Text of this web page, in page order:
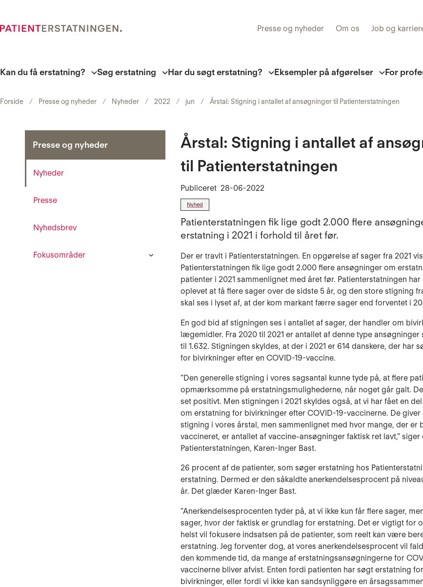
Presse og nyheder Om os Job og
Kan du få erstatning? Søg erstatning Har du søgt erstatning? Eksempler på afgørelser For
Forside Presse og nyheder Nyheder 2022 jun Årstal: Stigning i antallet af ansøgninger til Patienterstatningen
Presse og nyheder
Nyheder
Presse
Nyhedsbrev
Fokusområder
Årstal: Stigning i antallet af
til Patienterstatningen
Publiceret 28-06-2022
Nyhed
Patienterstatningen fik lige godt 2.000 flere
erstatning i 2021 i forhold til året før.
Der er travlt i Patienterstatningen. En opgørelse af sager fra 2021
Patienterstatningen fik lige godt 2.000 flere ansøgninger om
patienter i 2021 sammenlignet med året før. Patienterstatningen
oplevet at få flere sager over de sidste 5 år, og den store stigning
skal ses i lyset af, at der kom markant færre sager end forventet i
En god bid af stigningen ses i antallet af sager, der handler om
lægemidler. Fra 2020 til 2021 er antallet af denne type ansøgninger
til 1.632. Stigningen skyldes, at der i 2021 er 614 danskere, der har
for bivirkninger efter en COVID-19-vaccine.
”Den generelle stigning i vores sagsantal kunne tyde på, at flere
opmærksomme på erstatningsmulighederne, når noget går galt.
set positivt. Men stigningen i 2021 skyldes også, at vi har fået en
om erstatning for bivirkninger efter COVID-19-vaccinerne. De giver
stigning i vores årstal, men sammenlignet med hvor mange, der er
vaccineret, er antallet af vaccine-ansøgninger faktisk ret lavt,”
Patienterstatningen, Karen-Inger Bast.
26 procent af de patienter, som søger erstatning hos
erstatning. Dermed er den såkaldte anerkendelsesprocent på
år. Det glæder Karen-Inger Bast.
”Anerkendelsesprocenten tyder på, at vi ikke kun får flere sager,
sager, hvor der faktisk er grundlag for erstatning. Det er vigtigt for
helst vil fokusere indsatsen på de patienter, som reelt kan være
erstatning. Jeg forventer dog, at vores anerkendelsesprocent vil
den kommende tid, da mange af erstatningsansøgningerne for
vaccinerne bliver afvist. Enten fordi patienten har søgt erstatning
bivirkninger, eller fordi vi ikke kan sandsynliggøre en